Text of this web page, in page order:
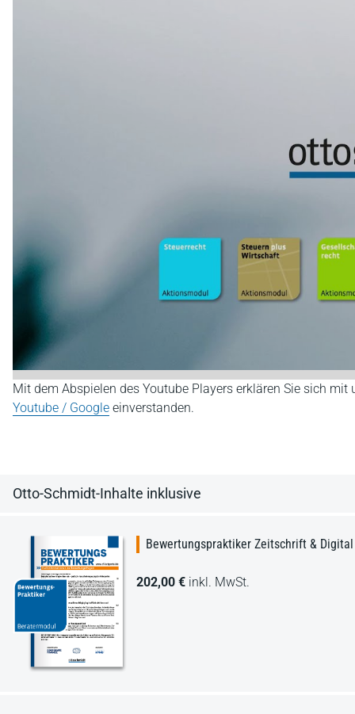
Mit dem Abspielen des Youtube Players erklären Sie sich mit
Youtube / Google einverstanden.
Otto-Schmidt-Inhalte inklusive
Bewertungspraktiker Zeitschrift &
202,00 € inkl. MwSt.